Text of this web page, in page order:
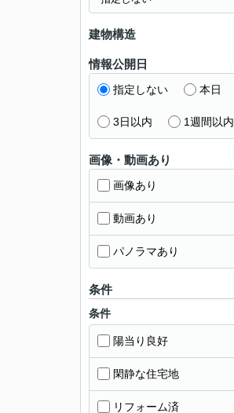
建物構造
情報公開日
指定しない 本日
3日以内 1週間以内
画像・動画あり
画像あり
動画あり
パノラマあり
条件
条件
陽当り良好
閑静な住宅地
リフォーム済